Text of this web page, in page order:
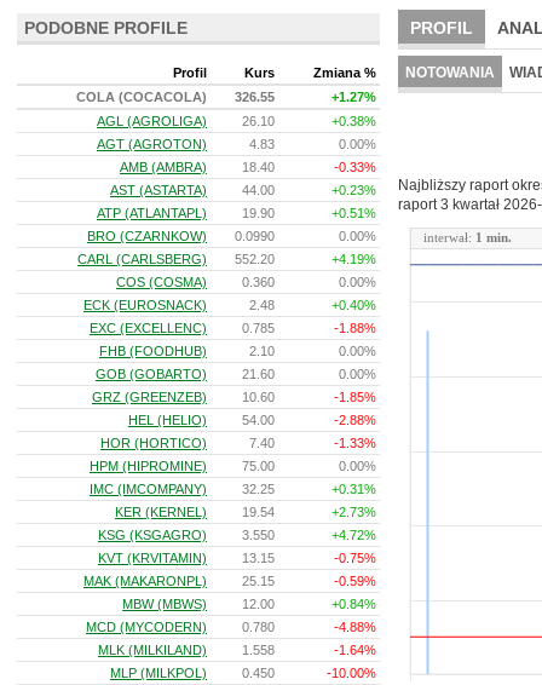
PROFIL
BR LAB
NOTOWANIA
Najbliższy raport
raport 3 kwartał
interwał: 1 min.
PODOBNE PROFILE
Profil Kurs
Zmiana %
COLA (COCACOLA)
326.55
+1.27%
AGL (AGROLIGA)
26.10
+0.38%
AGT (AGROTON)
4.83
0.00%
AMB (AMBRA)
18.40
-0.33%
AST (ASTARTA)
44.00
+0.23%
ATP (ATLANTAPL)
19.90
+0.51%
BRO (CZARNKOW)
0.0990
0.00%
CARL (CARLSBERG)
552.20
+4.19%
COS (COSMA)
0.360
0.00%
ECK (EUROSNACK)
2.48
+0.40%
EXC (EXCELLENC)
0.785
-1.88%
FHB (FOODHUB)
2.10
0.00%
GOB (GOBARTO)
21.60
0.00%
GRZ (GREENZEB)
10.60
-1.85%
HEL (HELIO)
54.00
-2.88%
HOR (HORTICO)
7.40
-1.33%
HPM (HIPROMINE)
75.00
0.00%
IMC (IMCOMPANY)
32.25
+0.31%
KER (KERNEL)
19.54
+2.73%
KSG (KSGAGRO)
3.550
+4.72%
KVT (KRVITAMIN)
13.15
-0.75%
MAK (MAKARONPL)
25.15
-0.59%
MBW (MBWS)
12.00
+0.84%
MCD (MYCODERN)
0.780
-4.88%
MLK (MILKILAND)
1.558
-1.64%
MLP (MILKPOL)
0.450
-10.00%